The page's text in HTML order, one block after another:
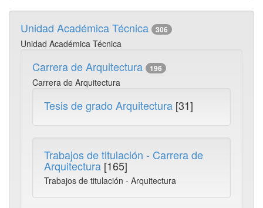
Unidad Académica Técnica 306
Unidad Académica Técnica
Carrera de Arquitectura 196
Carrera de Arquitectura
Tesis de grado Arquitectura [31]
Trabajos de titulación - Carrera de
Arquitectura [165]
Trabajos de titulación - Arquitectura